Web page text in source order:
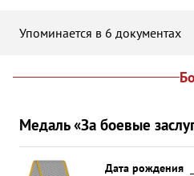
Упоминается в 6 документах
Медаль «За боевые
Дата рождения